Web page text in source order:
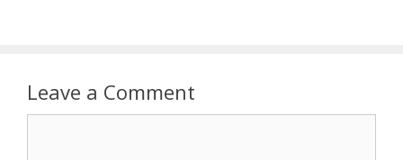
Leave a Comment